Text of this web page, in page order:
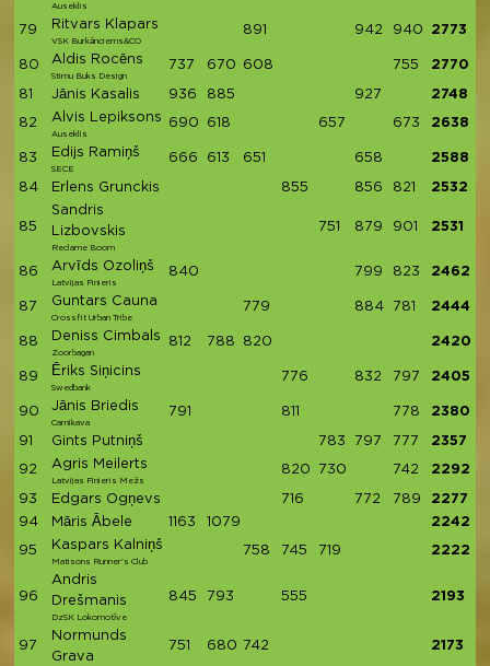
Auseklis
79 Ritvars Klapars
VSK Burkānciems&CO
891 942 940 2773
80 Aldis Rocēns
Stirnu Buks Design
737 670 608 755 2770
81 Jānis Kasalis 936 885 927 2748
82 Alvis Lepiksons
Auseklis
690 618 657 673 2638
83 Edijs Ramiņš
SECE
666 613 651 658 2588
84 Erlens Grunckis 855 856 821 2532
85
Sandris
Lizbovskis
Reclame Boom
751 879 901 2531
86 Arvīds Ozoliņš
Latvijas Finieris
840 799 823 2462
87 Guntars Cauna
Crossfit Urban Tribe
779 884 781 2444
88 Deniss Cimbals
Zoorbagan
812 788 820 2420
89 Ēriks Siņicins
Swedbank
776 832 797 2405
90 Jānis Briedis
Carnikava
791 811 778 2380
91 Gints Putniņš 783 797 777 2357
92 Agris Meilerts
Latvijas Finieris Mežs
820 730 742 2292
93 Edgars Ogņevs 716 772 789
2277
94
Māris Ābele 1163 1079 2242
95 Kaspars Kalniņš
Matisons Runner's Club
758 745 719 2222
96
Andris
Drešmanis
DzSK Lokomotīve
845 793 555 2193
97
Normunds
Grava
751 680 742 2173